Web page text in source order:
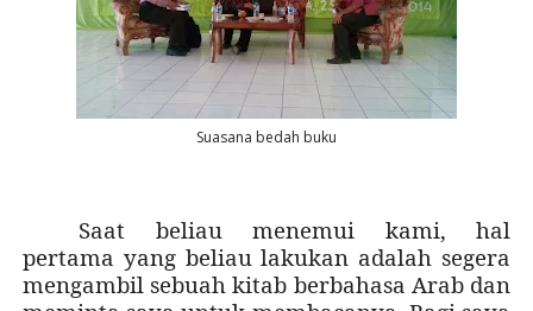
Suasana bedah buku
Saat beliau menemui kami, hal
pertama yang beliau lakukan adalah segera
mengambil sebuah kitab berbahasa Arab dan